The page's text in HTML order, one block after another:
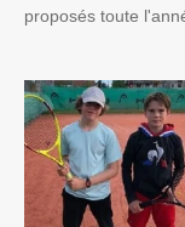
proposés toute